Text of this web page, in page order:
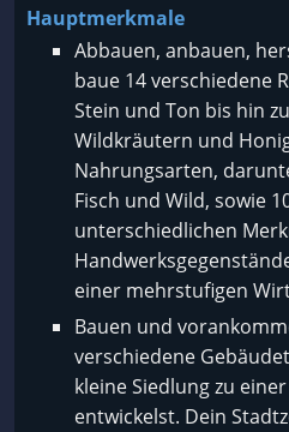
Hauptmerkmale
Abbauen, anbauen,
baue 14 verschiedene
Stein und Ton bis hin
Wildkräutern und
Nahrungsarten,
Fisch und Wild, sowie
unterschiedlichen
einer mehrstufigen
Bauen und
verschiedene
kleine Siedlung zu
entwickelst. Dein